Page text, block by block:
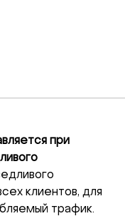
при
клиентов, для
трафик.